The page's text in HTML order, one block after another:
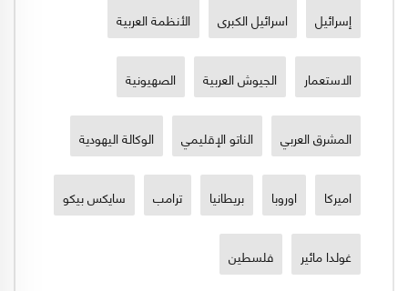
إسرائيل اسرائيل الكبرى الأنظمة العربية
الاستعمار الجيوش العربية الصهيونية
المشرق العربي الناتو الإقليمي الوكالة اليهودية
اميركا اوروبا بريطانيا ترامب سايكس بيكو
غولدا مائير فلسطين